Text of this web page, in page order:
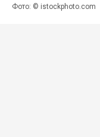
Фото: © istockphoto.com